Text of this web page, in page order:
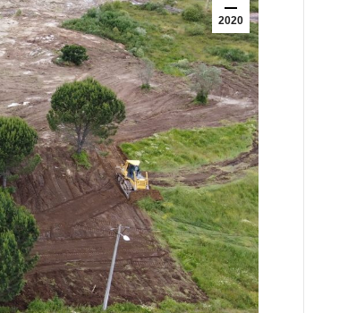
2020